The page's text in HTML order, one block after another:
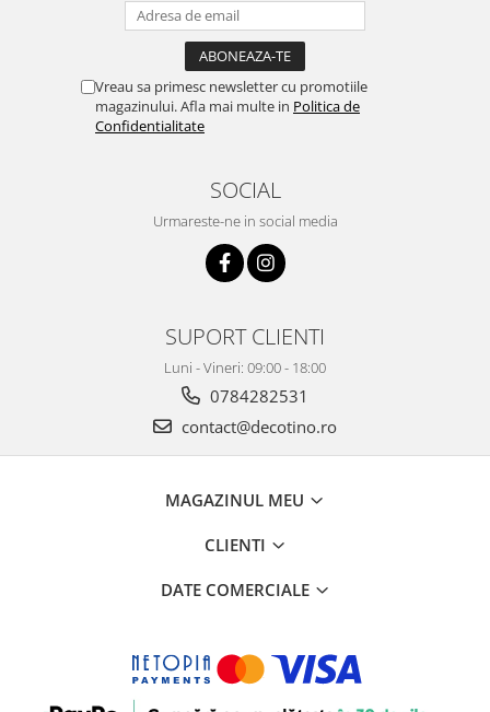
Vreau sa primesc newsletter cu promotiile
magazinului. Afla mai multe in Politica de
Confidentialitate
SOCIAL
Urmareste-ne in social media
SUPORT CLIENTI
Luni - Vineri: 09:00 - 18:00
0784282531
contact@decotino.ro
MAGAZINUL MEU
CLIENTI
DATE COMERCIALE